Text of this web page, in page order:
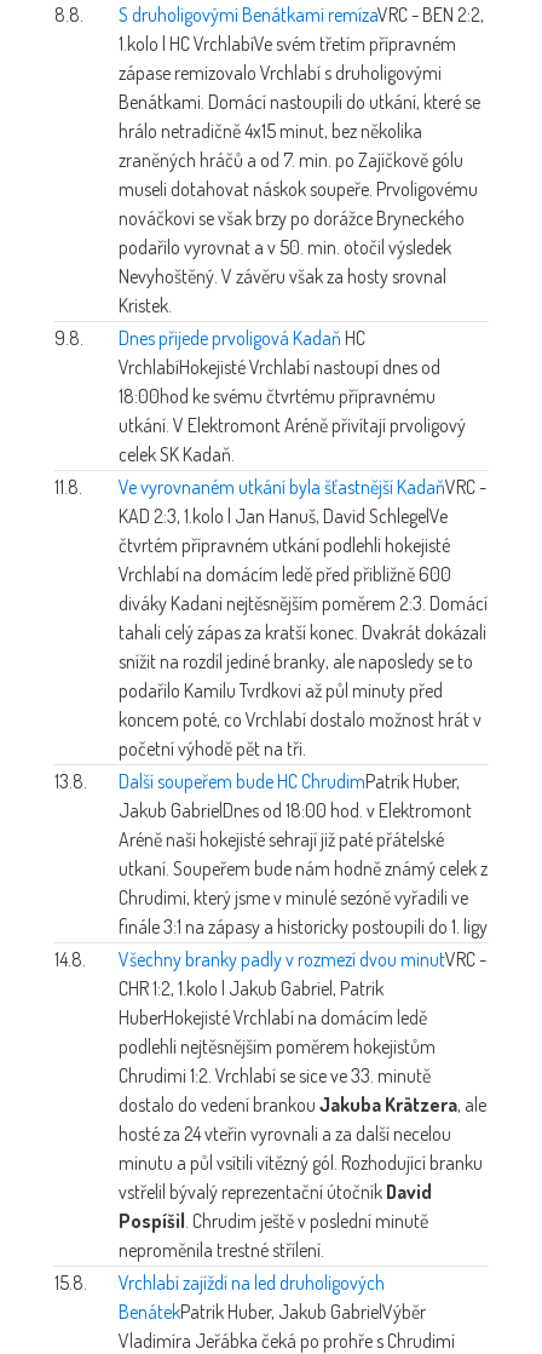
8.8.
S druholigovými Benátkami remízaVRC - BEN 2:2,
1.kolo | HC VrchlabíVe svém třetím přípravném
zápase remizovalo Vrchlabí s druholigovými
Benátkami. Domácí nastoupili do utkání, které se
hrálo netradičně 4x15 minut, bez několika
zraněných hráčů a od 7. min. po Zajíčkově gólu
museli dotahovat náskok soupeře. Prvoligovému
nováčkovi se však brzy po dorážce Bryneckého
podařilo vyrovnat a v 50. min. otočil výsledek
Nevyhoštěný. V závěru však za hosty srovnal
Kristek.
9.8.
Dnes přijede prvoligová Kadaň HC
VrchlabíHokejisté Vrchlabí nastoupí dnes od
18:00hod ke svému čtvrtému přípravnému
utkání. V Elektromont Aréně přivítají prvoligový
celek SK Kadaň.
11.8.
Ve vyrovnaném utkání byla šťastnější KadaňVRC -
KAD 2:3, 1.kolo | Jan Hanuš, David SchlegelVe
čtvrtém přípravném utkání podlehli hokejisté
Vrchlabí na domácím ledě před přibližně 600
diváky Kadani nejtěsnějším poměrem 2:3. Domácí
tahali celý zápas za kratší konec. Dvakrát dokázali
snížit na rozdíl jediné branky, ale naposledy se to
podařilo Kamilu Tvrdkovi až půl minuty před
koncem poté, co Vrchlabí dostalo možnost hrát v
početní výhodě pět na tři.
13.8.
Další soupeřem bude HC ChrudimPatrik Huber,
Jakub GabrielDnes od 18:00 hod. v Elektromont
Aréně naši hokejisté sehrají již paté přátelské
utkaní. Soupeřem bude nám hodně známý celek z
Chrudimi, který jsme v minulé sezóně vyřadili ve
finále 3:1 na zápasy a historicky postoupili do 1. ligy
14.8.
Všechny branky padly v rozmezí dvou minutVRC -
CHR 1:2, 1.kolo | Jakub Gabriel, Patrik
HuberHokejisté Vrchlabí na domácím ledě
podlehli nejtěsnějším poměrem hokejistům
Chrudimi 1:2. Vrchlabí se sice ve 33. minutě
dostalo do vedení brankou Jakuba Krätzera, ale
hosté za 24 vteřin vyrovnali a za další necelou
minutu a půl vsítili vítězný gól. Rozhodující branku
vstřelil bývalý reprezentační útočník David
Pospíšil . Chrudim ještě v poslední minutě
neproměnila trestné střílení.
15.8.
Vrchlabí zajíždí na led druholigových
BenátekPatrik Huber, Jakub GabrielVýběr
Vladimíra Jeřábka čeká po prohře s Chrudimí